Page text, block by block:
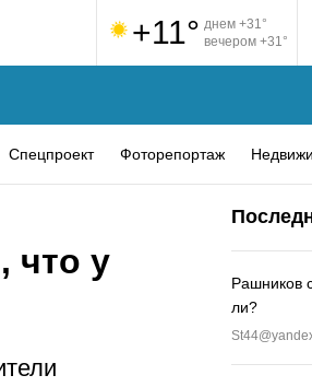
+11° днем +31°
вечером +31°
Спецпроект Фоторепортаж
что у
Рашников
ли?